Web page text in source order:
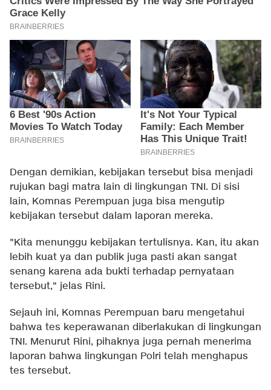
Dengan demikian, kebijakan tersebut bisa menjadi
rujukan bagi matra lain di lingkungan TNI. Di sisi
lain, Komnas Perempuan juga bisa mengutip
kebijakan tersebut dalam laporan mereka.
"Kita menunggu kebijakan tertulisnya. Kan, itu akan
lebih kuat ya dan publik juga pasti akan sangat
senang karena ada bukti terhadap pernyataan
tersebut," jelas Rini.
Sejauh ini, Komnas Perempuan baru mengetahui
bahwa tes keperawanan diberlakukan di lingkungan
TNI. Menurut Rini, pihaknya juga pernah menerima
laporan bahwa lingkungan Polri telah menghapus
tes tersebut.